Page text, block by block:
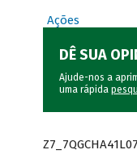
Ações
DÊ SUA
Ajude-nos a
uma rápida